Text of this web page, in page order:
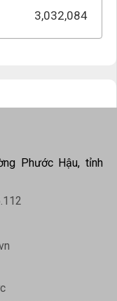
3,032,084
Phước Hậu, tỉnh